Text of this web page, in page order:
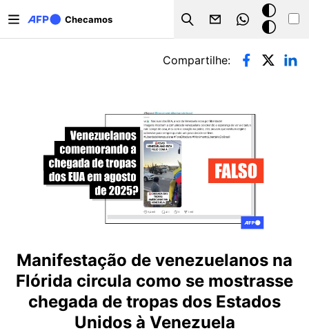
Checamos
Search
Modo
escuro
Abas primárias
Compartilhe:
Manifestação de venezuelanos na
Flórida circula como se mostrasse
chegada de tropas dos Estados
Unidos à Venezuela